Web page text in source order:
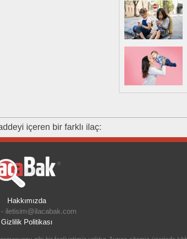
içeren bir farklı ilaç:
Hakkımızda
- iletisim@ilacabak.com
Gizlilik Politikası